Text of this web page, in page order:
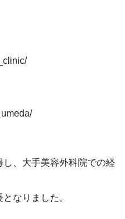
、大手美容外科院での経
なりました。